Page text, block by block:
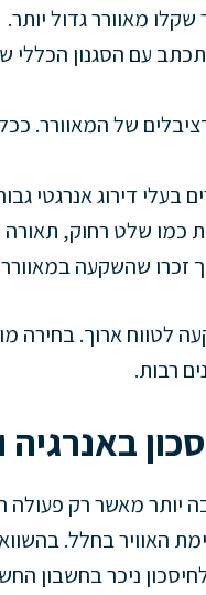
עם הסגנון הכללי
של המאוורר.
בעלי דירוג אנרגטי
כמו שלט רחוק, תאורה
שהשקעה
לטווח ארוך. בחירה
רבות.
באנרגיה
יותר מאשר רק פעולה
האוויר בחלל.
ניכר בחשבון